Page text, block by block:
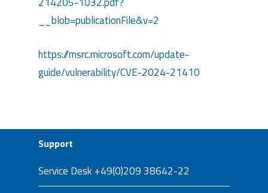
__blob=publicationFile&v=2
https://msrc.microsoft.com/update-
guide/vulnerability/CVE-2024-21410
Support
Service Desk+49(0)209 38642-22